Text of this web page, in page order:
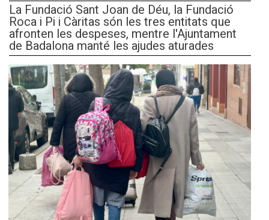
La Fundació Sant Joan de Déu, la Fundació
Roca i Pi i Càritas són les tres entitats que
afronten les despeses, mentre l'Ajuntament
de Badalona manté les ajudes aturades